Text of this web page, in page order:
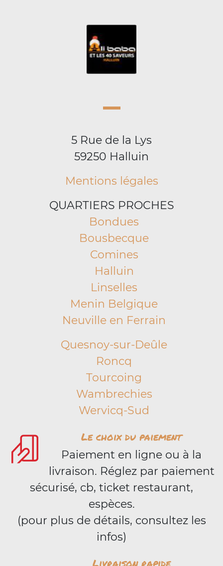
5 Rue de la Lys
59250 Halluin
Mentions légales
QUARTIERS PROCHES
Bondues
Bousbecque
Comines
Halluin
Linselles
Menin Belgique
Neuville en Ferrain
Quesnoy-sur-Deûle
Roncq
Tourcoing
Wambrechies
Wervicq-Sud
Le choix du paiement
Paiement en ligne ou à la
livraison. Réglez par paiement
sécurisé, cb, ticket restaurant,
espèces.
(pour plus de détails, consultez les
infos)
Livraison rapide